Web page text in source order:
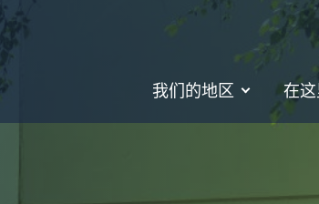
我们的地区 在